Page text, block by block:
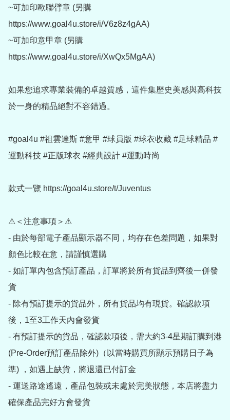
~可加印歐聯臂章 (另購
https://www.goal4u.store/i/V6z8z4gAA)
~可加印意甲章 (另購
https://www.goal4u.store/i/XwQx5MgAA)
如果您追求專業裝備的卓越質感，這件集歷史美感與高科技
於一身的精品絕對不容錯過。
#goal4u #祖雲達斯 #意甲 #球員版 #球衣收藏 #足球精品 #
運動科技 #正版球衣 #經典設計 #運動時尚
款式一覽 https://goal4u.store/t/Juventus
⚠＜注意事項＞⚠
- 由於每部電子產品顯示器不同，均存在色差問題，如果對
顏色比較在意，請謹慎選購
- 如訂單內包含預訂產品，訂單將於所有貨品到齊後一併發
貨
- 除有預訂提示的貨品外，所有貨品均有現貨。確認款項
後，1至3工作天內會發貨
- 有預訂提示的貨品，確認款項後，需大約3-4星期訂購到港
(Pre-Order預訂產品除外)（以當時購買所顯示預購日子為
準) ，如遇上缺貨，將退還已付訂金
- 運送路途遙遠，產品包裝或未處於完美狀態，本店將盡力
確保產品完好方會發貨